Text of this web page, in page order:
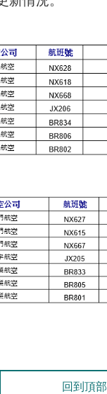
回到頂部